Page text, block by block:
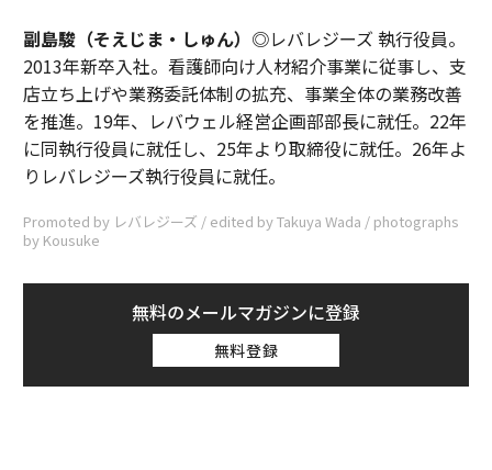
副島駿（そえじま・しゅん）◎レバレジーズ 執行役員。
2013年新卒入社。看護師向け人材紹介事業に従事し、支
店立ち上げや業務委託体制の拡充、事業全体の業務改善
を推進。19年、レバウェル経営企画部部長に就任。22年
に同執行役員に就任し、25年より取締役に就任。26年よ
りレバレジーズ執行役員に就任。
Promoted by レバレジーズ / edited by Takuya Wada / photographs
by Kousuke
無料のメールマガジンに登録
無料登録